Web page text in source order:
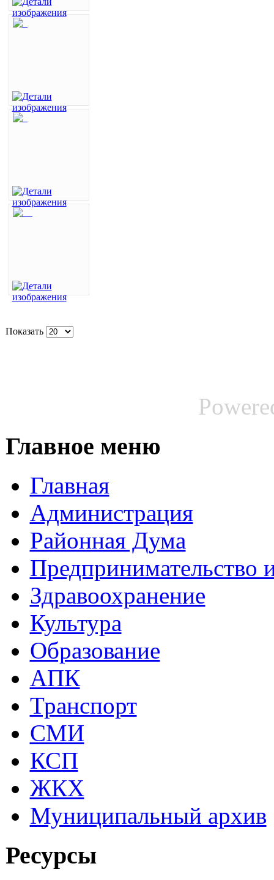
Показать
Главное меню
Главная
Администрация
Районная Дума
Предпринимательство
Здравоохранение
Культура
Образование
АПК
Транспорт
СМИ
КСП
ЖКХ
Муниципальный архив
Ресурсы